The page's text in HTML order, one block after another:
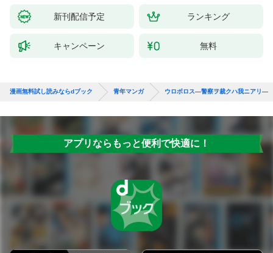
新刊配信予定 ランキング
キャンペーン 無料
漫画無料試し読みならdブック 青年マンガ ウロボロス—警察ヲ裁クハ我ニアリ—
アプリならもっと便利で快適に！